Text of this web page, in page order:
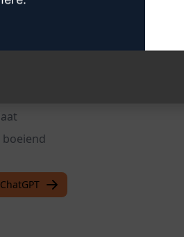
teksten